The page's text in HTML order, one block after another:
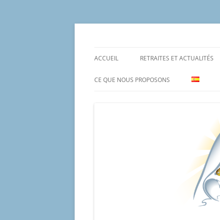
Aller
ACCUEIL RETRAITES ET ACTUALITÉS
CE QUE NOUS PROPOSONS